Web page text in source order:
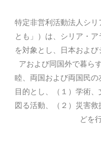
特定非営利活動法人シリ
とも」）は、シリア・
を対象とし、日本およ
アおよび同国外で暮ら
睦、両国および両国民
目的とし、（１）学術
図る活動、（２）災害
どを